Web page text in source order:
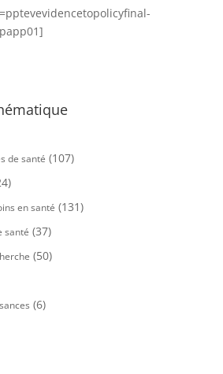
de santé (107)
en santé (131)
santé (37)
(50)
(6)